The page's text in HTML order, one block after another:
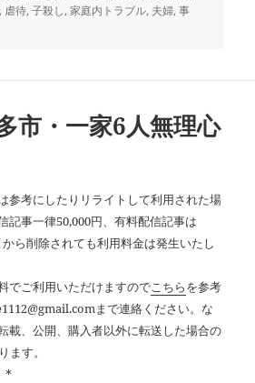
ゴ
虐待, 子殺し, 家庭内トラブル, 夫婦, 事
市・一家6人無理心
参考にしたりリライトして利用された場
記事一律50,000円、有料配信記事は
ら削除されても利用料金は発生いたし
でご利用いただけますのでこちらを参考
まで連絡ください。な
載、公開、購入者以外に転送した場合の
ます。